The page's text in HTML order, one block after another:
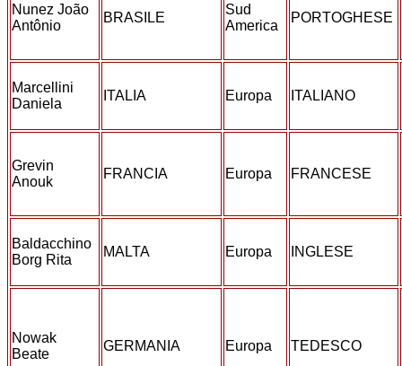
Nunez João
Antônio
BRASILE
Sud
America
PORTOGHESE
Marcellini
Daniela
ITALIA Europa ITALIANO
Grevin
Anouk
FRANCIA Europa FRANCESE
Baldacchino
Borg Rita
MALTA Europa INGLESE
Nowak
Beate
GERMANIA Europa TEDESCO